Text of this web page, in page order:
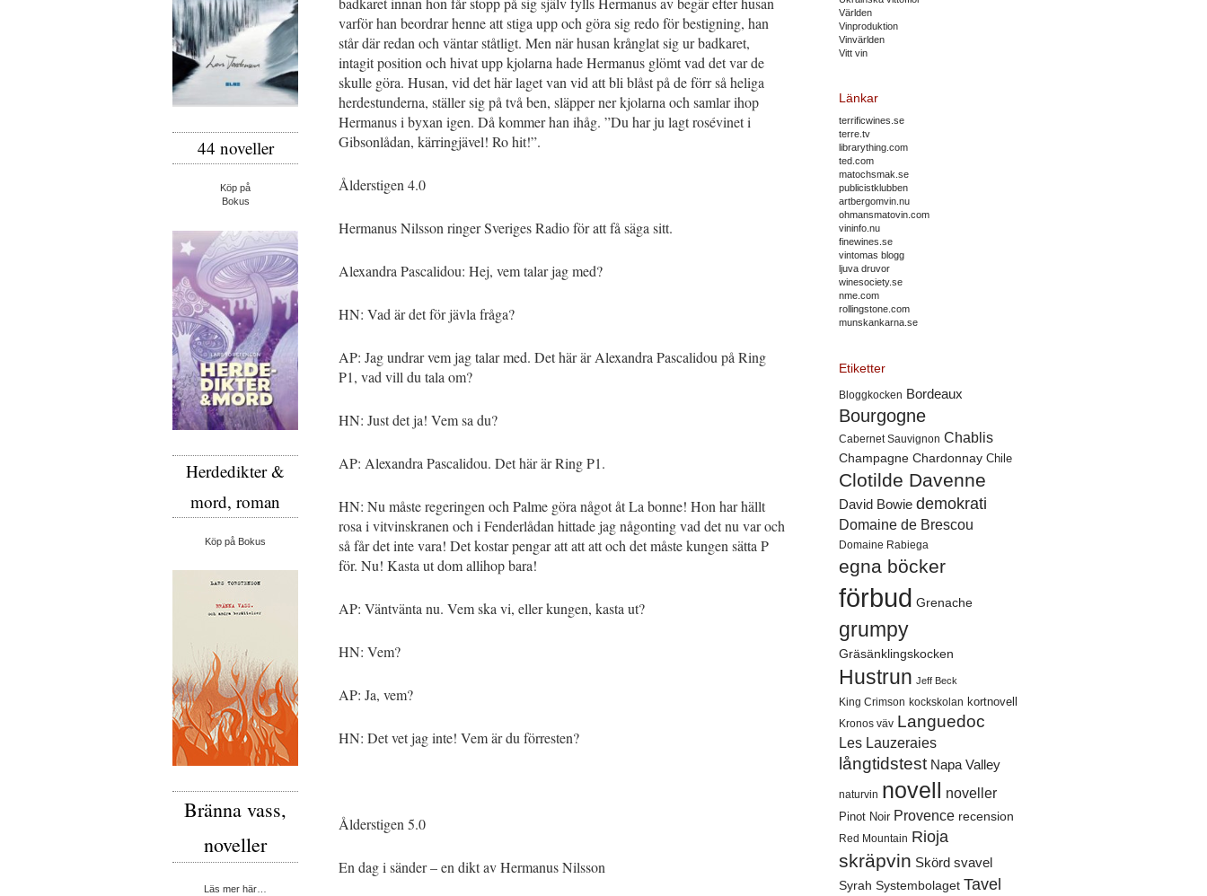
varför han beordrar henne att stiga upp och göra sig redo för bestigning, han
står där redan och väntar ståtligt. Men när husan krånglat sig ur badkaret,
intagit position och hivat upp kjolarna hade Hermanus glömt vad det var de
skulle göra. Husan, vid det här laget van vid att bli blåst på de förr så heliga
herdestunderna, ställer sig på två ben, släpper ner kjolarna och samlar ihop
Hermanus i byxan igen. Då kommer han ihåg. ”Du har ju lagt rosévinet i
Gibsonlådan, kärringjävel! Ro hit!”.
Ålderstigen 4.0
Hermanus Nilsson ringer Sveriges Radio för att få säga sitt.
Alexandra Pascalidou: Hej, vem talar jag med?
HN: Vad är det för jävla fråga?
AP: Jag undrar vem jag talar med. Det här är Alexandra Pascalidou på Ring
P1, vad vill du tala om?
HN: Just det ja! Vem sa du?
AP: Alexandra Pascalidou. Det här är Ring P1.
HN: Nu måste regeringen och Palme göra något åt La bonne! Hon har hällt
rosa i vitvinskranen och i Fenderlådan hittade jag någonting vad det nu var och
så får det inte vara! Det kostar pengar att att att och det måste kungen sätta P
för. Nu! Kasta ut dom allihop bara!
AP: Väntvänta nu. Vem ska vi, eller kungen, kasta ut?
HN: Vem?
AP: Ja, vem?
HN: Det vet jag inte! Vem är du förresten?
Ålderstigen 5.0
En dag i sänder – en dikt av Hermanus Nilsson
Världen
Vinproduktion
Vinvärlden
Vitt vin
Länkar
terrificwines.se
terre.tv
librarything.com
ted.com
matochsmak.se
publicistklubben
artbergomvin.nu
ohmansmatovin.com
vininfo.nu
finewines.se
vintomas blogg
ljuva druvor
winesociety.se
nme.com
rollingstone.com
munskankarna.se
Etiketter
Bloggkocken Bordeaux
Bourgogne
Cabernet Sauvignon Chablis
Champagne Chardonnay Chile
Clotilde Davenne
David Bowie demokrati
Domaine de Brescou
Domaine Rabiega
egna böcker
förbud Grenache
grumpy
Gräsänklingskocken
Hustrun Jeff Beck
King Crimson kockskolan kortnovell
Kronos väv Languedoc
Les Lauzeraies
långtidstest Napa Valley
naturvin novell noveller
Pinot Noir Provence recension
Red Mountain Rioja
skräpvin Skörd svavel
Syrah Systembolaget Tavel
44 noveller
Köp på
Bokus
Herdedikter &
mord, roman
Köp på Bokus
Bränna vass,
noveller
Läs mer här…